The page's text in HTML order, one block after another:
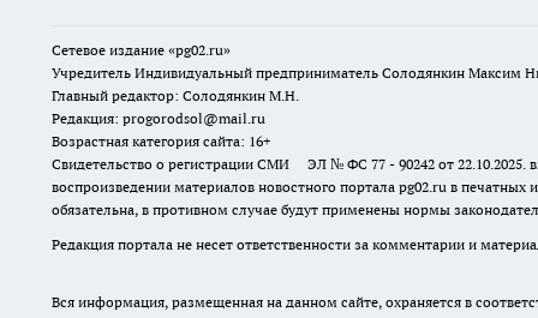
Сетевое издание «pg02.ru»
Учредитель Индивидуальный предприниматель Солодянкин Максим
Главный редактор: Солодянкин М.Н.
Редакция: progorodsol@mail.ru
Возрастная категория сайта: 16+
Свидетельство о регистрации СМИ ЭЛ № ФС 77 - 90242 от
воспроизведении материалов новостного портала pg02.ru в
обязательна, в противном случае будут применены нормы
Редакция портала не несет ответственности за комментарии и
Вся информация, размещенная на данном сайте, охраняется в